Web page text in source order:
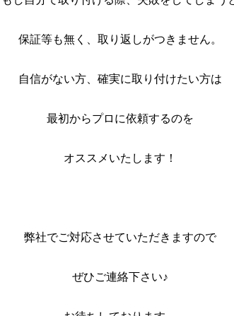
保証等も無く、取り返しがつきません。
自信がない方、確実に取り付けたい方は
最初からプロに依頼するのを
オススメいたします！
弊社でご対応させていただきますので
ぜひご連絡下さい♪